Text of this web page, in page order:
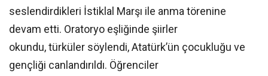
seslendirdikleri İstiklal Marşı ile anma törenine
devam etti. Oratoryo eşliğinde şiirler
okundu, türküler söylendi, Atatürk’ün çocukluğu ve
gençliği canlandırıldı. Öğrenciler